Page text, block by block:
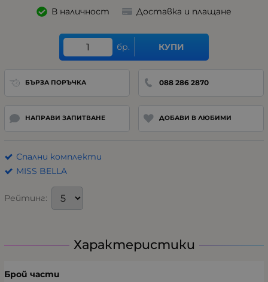
В наличност Доставка и плащане
бр. КУПИ
БЪРЗА ПОРЪЧКА 088 286 2870
НАПРАВИ ЗАПИТВАНЕ ДОБАВИ В ЛЮБИМИ
Спални комплекти
MISS BELLA
Рейтинг:
Характеристики
Брой части